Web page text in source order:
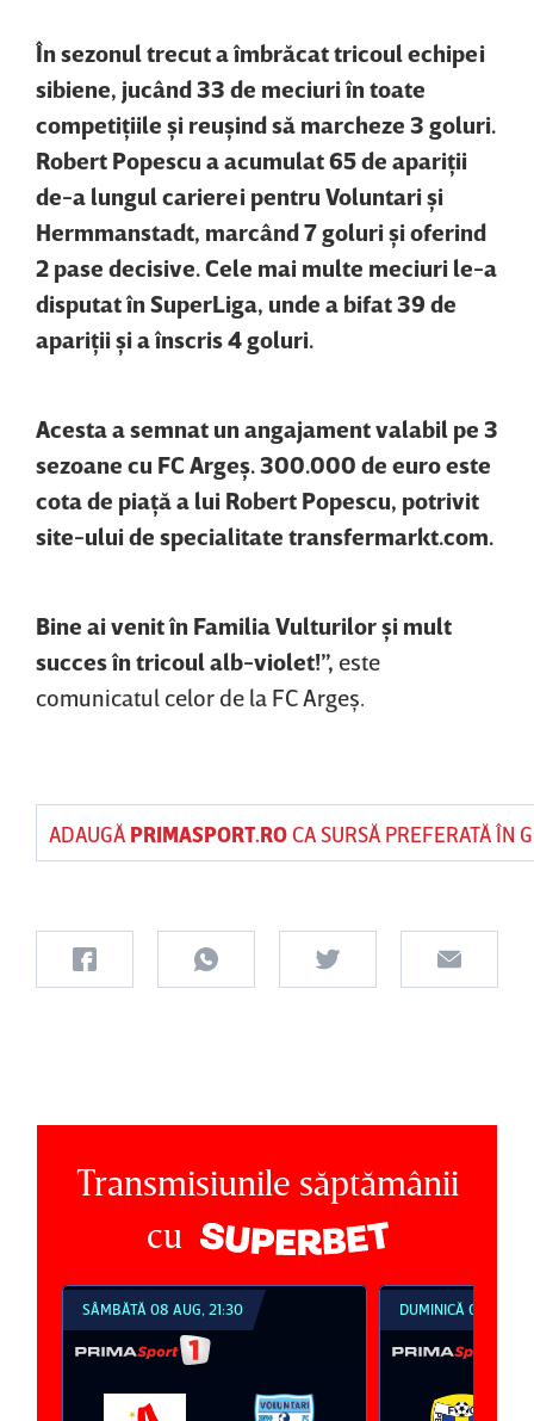
În sezonul trecut a îmbrăcat tricoul echipei
sibiene, jucând 33 de meciuri în toate
competiţiile şi reuşind să marcheze 3 goluri.
Robert Popescu a acumulat 65 de apariţii
de-a lungul carierei pentru Voluntari şi
Hermmanstadt, marcând 7 goluri şi oferind
2 pase decisive. Cele mai multe meciuri le-a
disputat în SuperLiga, unde a bifat 39 de
apariţii şi a înscris 4 goluri.
Acesta a semnat un angajament valabil pe 3
sezoane cu FC Argeş. 300.000 de euro este
cota de piaţă a lui Robert Popescu, potrivit
site-ului de specialitate transfermarkt.com.
Bine ai venit în Familia Vulturilor şi mult
succes în tricoul alb-violet!”, este
comunicatul celor de la FC Argeş.
ADAUGĂ PRIMASPORT.ROCA SURSĂ PREFERATĂ ÎN
Transmisiunile săptămânii
cu
SÂMBĂTĂ 08 AUG, 21:30 DUMINICĂ 09 AUG,